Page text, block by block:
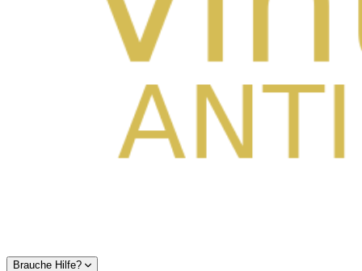
Brauche Hilfe?